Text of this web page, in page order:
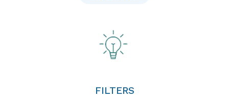
FILTERS